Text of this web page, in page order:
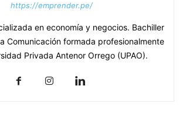
https://emprender.pe/
en economía y negocios. Bachiller
Comunicación formada profesionalmente
Privada Antenor Orrego (UPAO).